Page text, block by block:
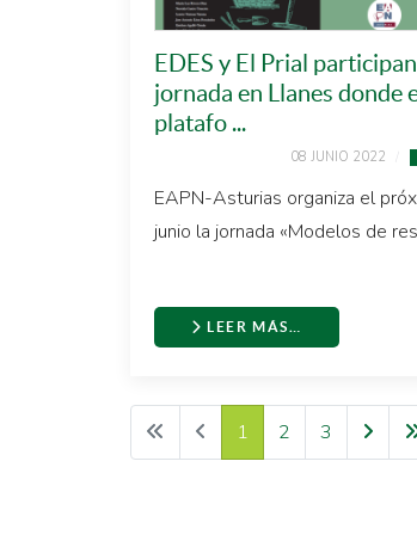
EDES y El Prial
jornada en Llanes donde
platafo ...
08 JUNIO 2022
EAPN-Asturias organiza el
junio la jornada «Modelos de
LEER MÁS…
1 2 3